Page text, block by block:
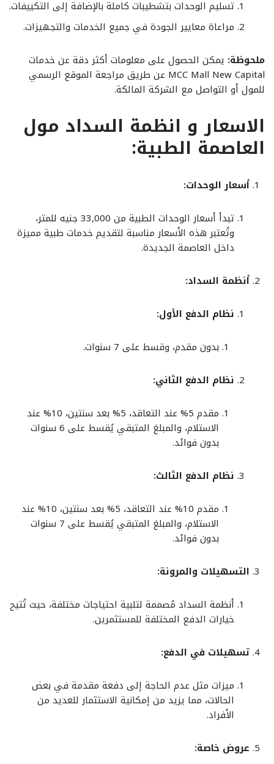
تسليم الوحدات بتشطيبات كاملة بالإضافة إلى التكييفات.
مراعاة معايير الجودة في جميع الخدمات والتجهيزات.
ملحوظة: يمكن الحصول على معلومات أكثر دقة عن خدمات
MCC Mall New Capital عن طريق مراجعة الموقع الرسمي
للمول أو التواصل مع الشركة المالكة.
الاسعار و انظمة السداد مول
العاصمة الطبية:
أسعار الوحدات:
تبدأ أسعار الوحدات الطبية من 33,000 جنيه للمتر،
وتُعتبر هذه الأسعار مناسبة لتقديم خدمات طبية مميزة
داخل العاصمة الجديدة.
أنظمة السداد:
نظام الدفع الأول:
بدون مقدم، وقسط على 7 سنوات.
نظام الدفع الثاني:
مقدم 5% عند التعاقد، 5% بعد سنتين، 10% عند
الاستلام، والمبلغ المتبقي يُقسط على 6 سنوات
بدون فوائد.
نظام الدفع الثالث:
مقدم 10% عند التعاقد، 5% بعد سنتين، 10% عند
الاستلام، والمبلغ المتبقي يُقسط على 7 سنوات
بدون فوائد.
التسهيلات والمرونة:
أنظمة السداد مُصممة لتلبية احتياجات مختلفة، حيث تُتيح
خيارات الدفع المختلفة للمستثمرين.
تسهيلات في الدفع:
ميزات مثل عدم الحاجة إلى دفعة مقدمة في بعض
الحالات، مما يزيد من إمكانية الاستثمار للعديد من
الأفراد.
عروض خاصة: